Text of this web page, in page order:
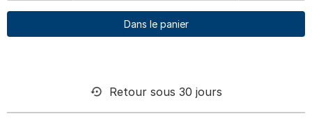
Dans le panier
Retour sous 30 jours